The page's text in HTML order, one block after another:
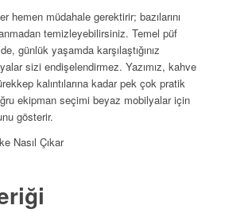
hemen müdahale gerektirir; bazılarını
temizleyebilirsiniz. Temel püf
günlük yaşamda karşılaştığınız
sizi endişelendirmez. Yazımız, kahve
kalıntılarına kadar pek çok pratik
ekipman seçimi beyaz mobilyalar için
gösterir.